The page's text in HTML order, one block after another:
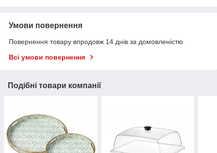
Умови повернення
Повернення товару впродовж 14 днів за домовленістю
Всі умови повернення
Подібні товари компанії